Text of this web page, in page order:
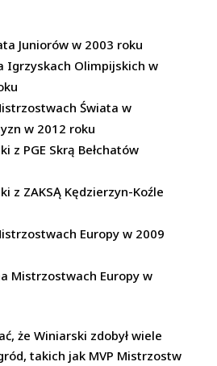
Juniorów w 2003 roku
Igrzyskach Olimpijskich w
Świata w
w 2012 roku
z PGE Skrą Bełchatów
z ZAKSĄ Kędzierzyn-Koźle
Europy w 2009
Mistrzostwach Europy w
że Winiarski zdobył wiele
takich jak MVP Mistrzostw